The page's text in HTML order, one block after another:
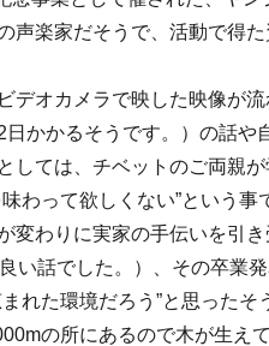
声楽家だそうで、活動で得
デオカメラで映した映像が
かかるそうです。）の話や
しては、チベットのご両親
わって欲しくない”という
変わりに実家の手伝いを引
い話でした。）、その卒業
れた環境だろう”と思った
の所にあるので木が生え